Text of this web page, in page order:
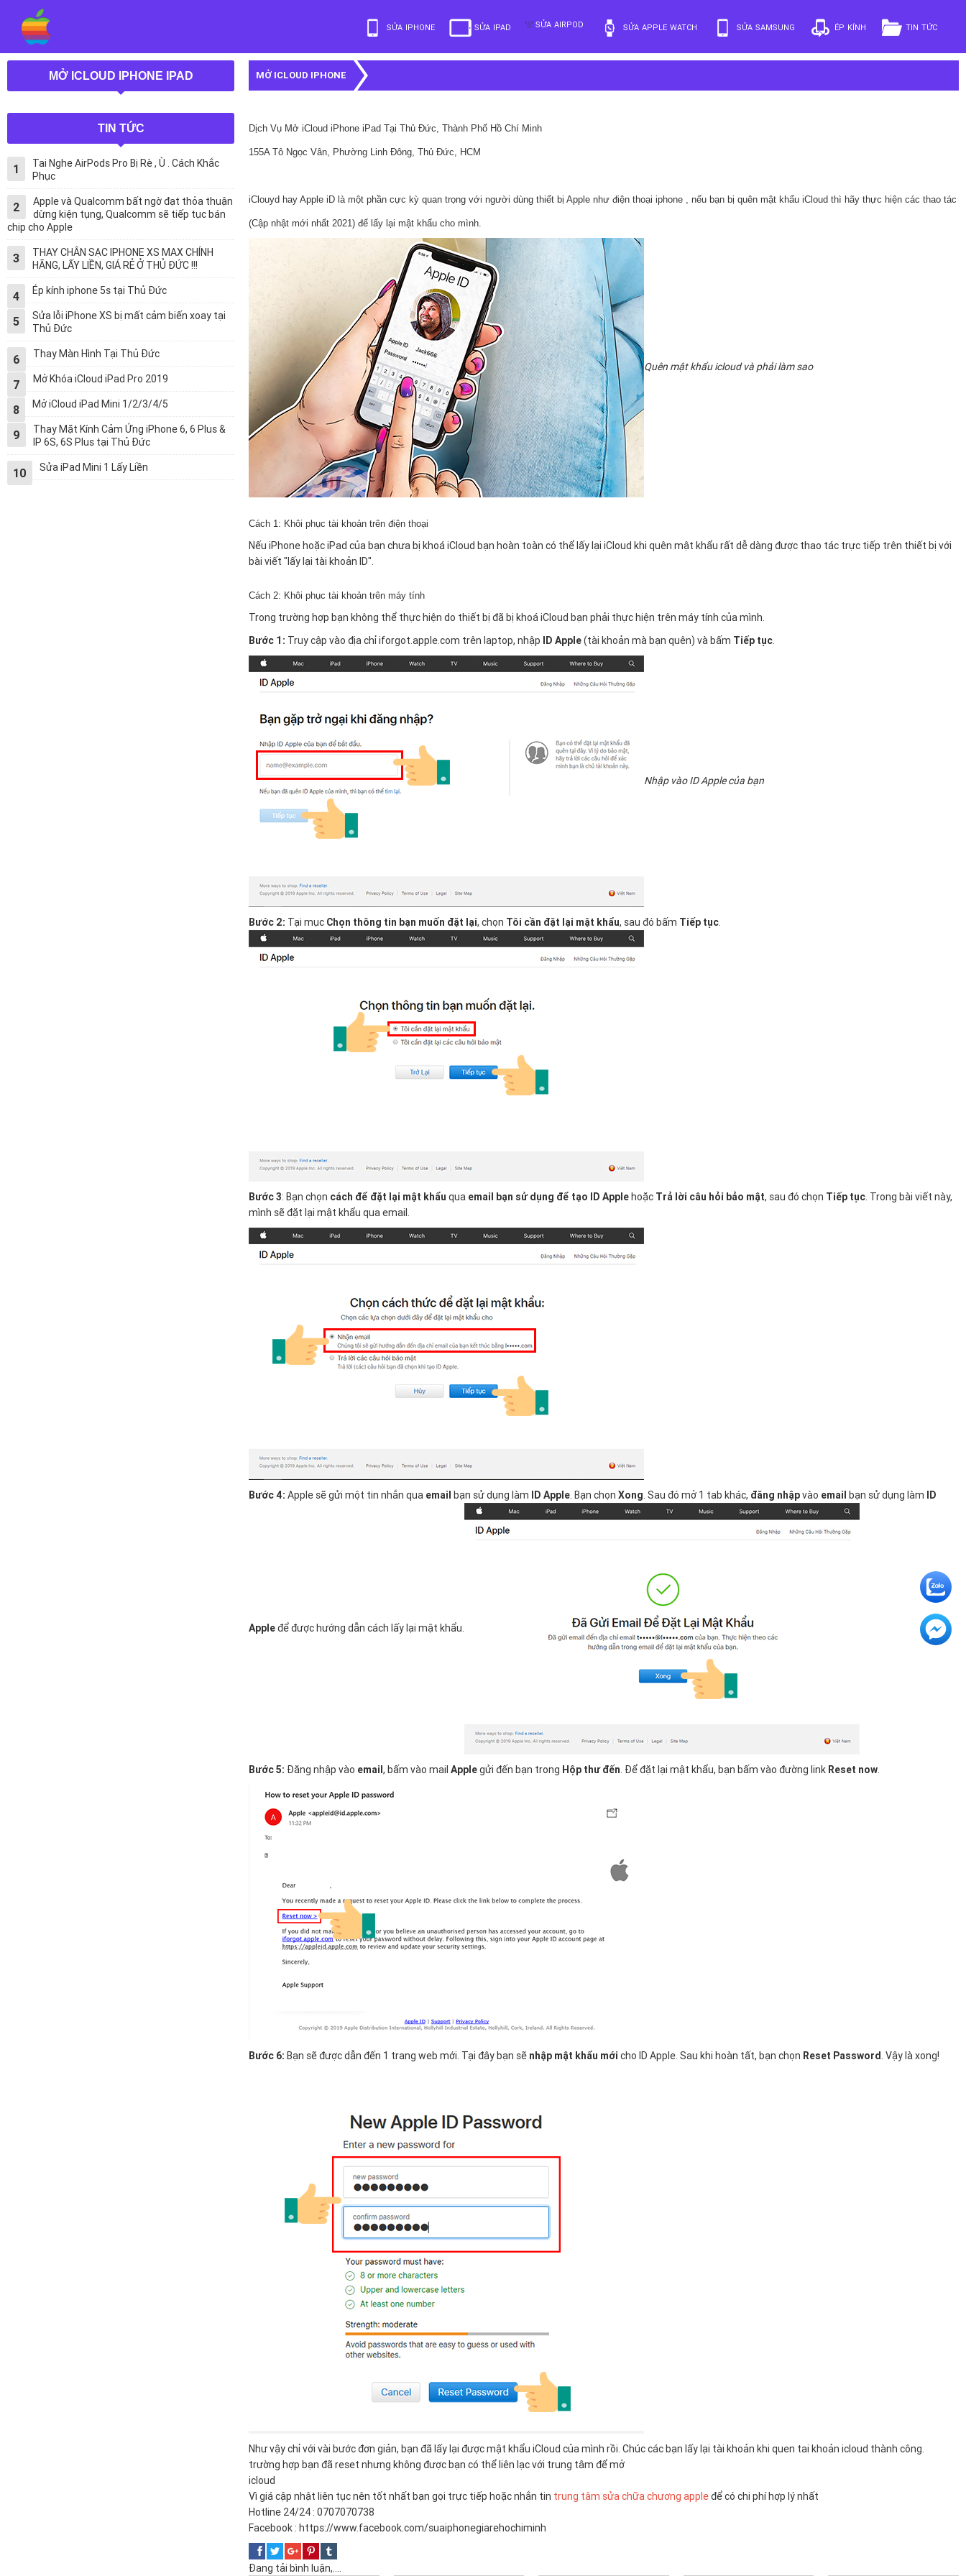
SỬA IPHONE SỬA IPAD SỬA AIRPOD SỬA APPLE WATCH SỬA SAMSUNG ÉP KÍNH TIN TỨC
MỞ ICLOUD IPHONE IPAD
TIN TỨC
1
Tai Nghe AirPods Pro Bị Rè , Ù . Cách Khắc
Phục
2
Apple và Qualcomm bất ngờ đạt thỏa thuận
dừng kiện tụng, Qualcomm sẽ tiếp tục bán
chip cho Apple
3
THAY CHÂN SẠC IPHONE XS MAX CHÍNH
HÃNG, LẤY LIỀN, GIÁ RẺ Ở THỦ ĐỨC !!!
4 Ép kính iphone 5s tại Thủ Đức
5
Sửa lỗi iPhone XS bị mất cảm biến xoay tại
Thủ Đức
6 Thay Màn Hình Tại Thủ Đức
7 Mở Khóa iCloud iPad Pro 2019
8 Mở iCloud iPad Mini 1/2/3/4/5
9
Thay Mặt Kính Cảm Ứng iPhone 6, 6 Plus &
IP 6S, 6S Plus tại Thủ Đức
10 Sửa iPad Mini 1 Lấy Liền
MỞ ICLOUD IPHONE
Dịch Vụ Mở iCloud iPhone iPad Tại Thủ Đức, Thành Phố Hồ Chí Minh
155A Tô Ngọc Vân, Phường Linh Đông, Thủ Đức, HCM
iClouyd hay Apple iD là một phần cực kỳ quan trọng với người dùng thiết bị Apple như điện thoại iphone , nếu bạn bị quên mật khẩu iCloud thì hãy thực hiện các thao tác
(Cập nhật mới nhất 2021) để lấy lại mật khẩu cho mình.
​Quên mật khẩu icloud và phải làm sao
Cách 1: Khôi phục tài khoản trên điện thoại
Nếu iPhone hoặc iPad của bạn chưa bị khoá iCloud bạn hoàn toàn có thể lấy lại iCloud khi quên mật khẩu rất dễ dàng được thao tác trực tiếp trên thiết bị với
bài viết "lấy lại tài khoản ID".
Cách 2: Khôi phục tài khoản trên máy tính
Trong trường hợp bạn không thể thực hiện do thiết bị đã bị khoá iCloud bạn phải thực hiện trên máy tính của mình.
Bước 1: Truy cập vào địa chỉiforgot.apple.com trên laptop, nhập ID Apple(tài khoản mà bạn quên) và bấm Tiếp tục.
Nhập vào ID Apple của bạn
Bước 2: Tại mục Chọn thông tin bạn muốn đặt lại, chọn Tôi cần đặt lại mật khẩu, sau đó bấm Tiếp tục.
Bước 3: Bạn chọn cách để đặt lại mật khẩu qua email bạn sử dụng để tạo ID Applehoặc Trả lời câu hỏi bảo mật, sau đó chọn Tiếp tục. Trong bài viết này,
mình sẽ đặt lại mật khẩu qua email.
Bước 4: Apple sẽ gửi một tin nhắn qua email bạn sử dụng làm ID Apple. Bạn chọn Xong. Sau đó mở 1 tab khác, đăng nhậpvào email bạn sử dụng làm ID
Appleđể được hướng dẫn cách lấy lại mật khẩu.​
Bước 5: Đăng nhập vào email, bấm vào mail Applegửi đến bạn trong Hộp thư đến. Để đặt lại mật khẩu, bạn bấm vào đường link Reset now.
Bước 6: Bạn sẽ được dẫn đến 1 trang web mới. Tại đây bạn sẽ nhập mật khẩu mới cho ID Apple. Sau khi hoàn tất, bạn chọn Reset Password. Vậy là xong!
Như vậy chỉ với vài bước đơn giản, bạn đã lấy lại được mật khẩu iCloud của mình rồi. Chúc các bạn lấy lại tài khoản khi quen tai khoản icloud thành công.
trường hợp bạn đã reset nhưng không được bạn có thể liên lạc với trung tâm để mở
icloud
Vì giá cập nhật liên tục nên tốt nhất bạn gọi trực tiếp hoặc nhắn tin trung tâm sửa chữa chương appleđể có chi phí hợp lý nhất
Hotline 24/24 : 0707070738
Facebook : https://www.facebook.com/suaiphonegiarehochiminh
Đang tải bình luận,....